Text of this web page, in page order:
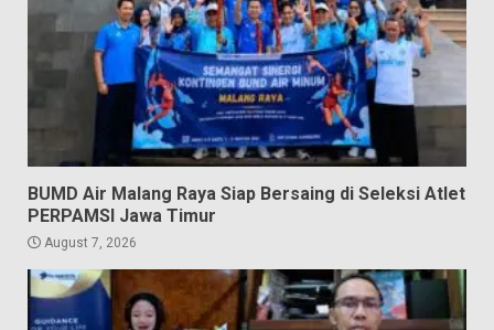
BUMD Air Malang Raya Siap Bersaing di Seleksi Atlet
PERPAMSI Jawa Timur
August 7, 2026